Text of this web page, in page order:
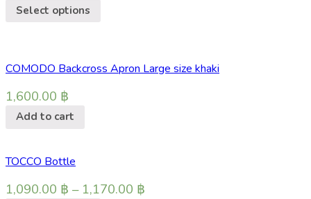
Select options
COMODO Backcross Apron Large size khaki
1,600.00 ฿
Add to cart
TOCCO Bottle
1,090.00 ฿ – 1,170.00 ฿